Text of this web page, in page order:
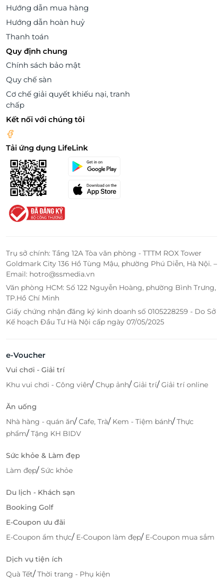
Hướng dẫn mua hàng
Hướng dẫn hoàn huỷ
Thanh toán
Quy định chung
Chính sách bảo mật
Quy chế sàn
Cơ chế giải quyết khiếu nại, tranh
chấp
Kết nối với chúng tôi
Tải ứng dụng LifeLink
Trụ sở chính: Tầng 12A Tòa văn phòng - TTTM ROX Tower
Goldmark City 136 Hồ Tùng Mậu, phường Phú Diễn, Hà Nội. –
Email: hotro@ssmedia.vn
Văn phòng HCM: Số 122 Nguyễn Hoàng, phường Bình Trưng,
TP.Hồ Chí Minh
Giấy chứng nhận đăng ký kinh doanh số 0105228259 - Do Sở
Kế hoạch Đầu Tư Hà Nội cấp ngày 07/05/2025
e-Voucher
Vui chơi - Giải trí
Khu vui chơi - Công viên/Chụp ảnh/Giải trí/Giải trí online
Ăn uống
Nhà hàng - quán ăn/Cafe, Trà/ Kem - Tiệm bánh/Thực
phẩm/Tặng KH BIDV
Sức khỏe & Làm đẹp
Làm đẹp/Sức khỏe
Du lịch - Khách sạn
Booking Golf
E-Coupon ưu đãi
E-Coupon ẩm thực/ E-Coupon làm đẹp/ E-Coupon mua sắm
Dịch vụ tiện ích
Quà Tết/Thời trang - Phụ kiện